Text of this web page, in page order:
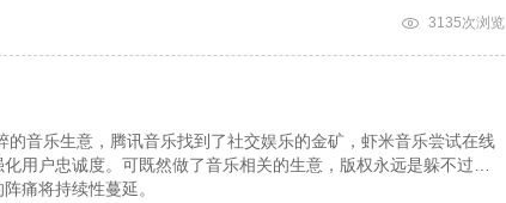
3135次浏览
音乐生意，腾讯音乐找到了社交娱乐的金矿，虾米音乐尝试在线
用户忠诚度。可既然做了音乐相关的生意，版权永远是躲不过去
痛将持续性蔓延。